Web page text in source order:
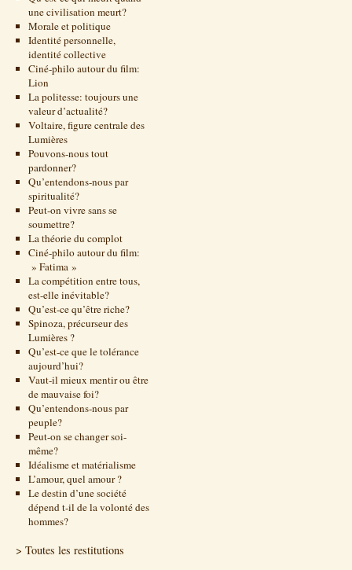
une civilisation meurt?
Morale et politique
Identité personnelle,
identité collective
Ciné-philo autour du film:
Lion
La politesse: toujours une
valeur d’actualité?
Voltaire, figure centrale des
Lumières
Pouvons-nous tout
pardonner?
Qu’entendons-nous par
spiritualité?
Peut-on vivre sans se
soumettre?
La théorie du complot
Ciné-philo autour du film:
» Fatima »
La compétition entre tous,
est-elle inévitable?
Qu’est-ce qu’être riche?
Spinoza, précurseur des
Lumières ?
Qu’est-ce que le tolérance
aujourd’hui?
Vaut-il mieux mentir ou être
de mauvaise foi?
Qu’entendons-nous par
peuple?
Peut-on se changer soi-
même?
Idéalisme et matérialisme
L’amour, quel amour ?
Le destin d’une société
dépend t-il de la volonté des
hommes?
> Toutes les restitutions